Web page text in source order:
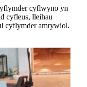
cyflwyno yn
cyfleus, lleihau
cyflymder amrywiol.